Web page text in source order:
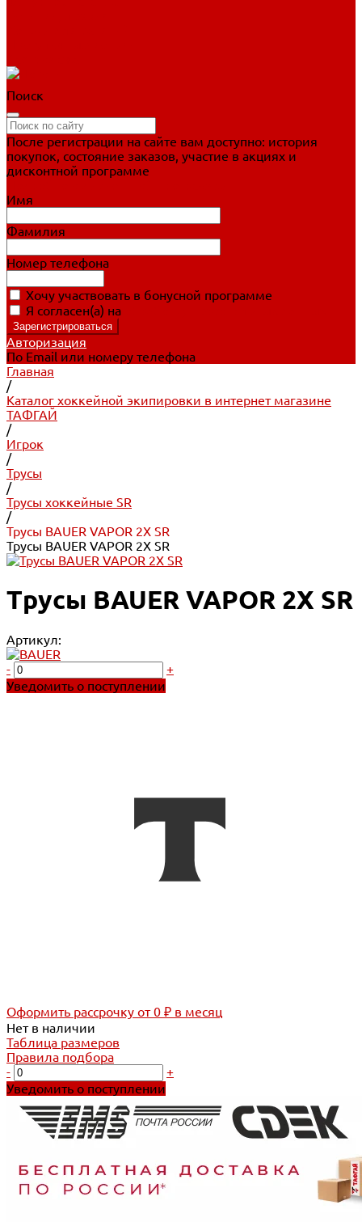
Поиск
После регистрации на сайте вам доступно: история
покупок, состояние заказов, участие в акциях и
дисконтной программе
Имя
Фамилия
Номер телефона
Хочу участвовать в бонусной программе
Я согласен(а) на
Авторизация
По Email или номеру телефона
Главная
/
Каталог хоккейной экипировки в интернет магазине
ТАФГАЙ
/
Игрок
/
Трусы
/
Трусы хоккейные SR
/
Трусы BAUER VAPOR 2X SR
Трусы BAUER VAPOR 2X SR
Трусы BAUER VAPOR 2X SR
Артикул:
-
+
Уведомить о поступлении
Оформить рассрочку от 0 ₽ в месяц
Нет в наличии
Таблица размеров
Правила подбора
-
+
Уведомить о поступлении